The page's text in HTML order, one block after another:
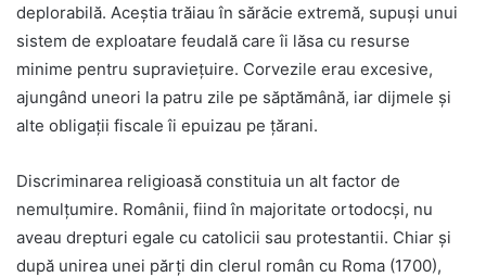
deplorabilă. Aceștia trăiau în sărăcie extremă, supuși unui
sistem de exploatare feudală care îi lăsa cu resurse
minime pentru supraviețuire. Corvezile erau excesive,
ajungând uneori la patru zile pe săptămână, iar dijmele și
alte obligații fiscale îi epuizau pe țărani.
Discriminarea religioasă constituia un alt factor de
nemulțumire. Românii, fiind în majoritate ortodocși, nu
aveau drepturi egale cu catolicii sau protestantii. Chiar și
după unirea unei părți din clerul român cu Roma (1700),